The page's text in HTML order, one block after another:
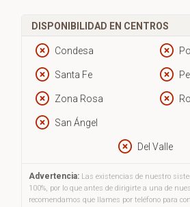
http://www.tusquetseditores.com/
DISPONIBILIDAD EN CENTROS
Condesa
Santa Fe
Zona Rosa
San Ángel
Del Valle
Advertencia: Las existencias de nuestro
100%, por lo que antes de dirigirte a una de
recomendamos que llames por teléfono para